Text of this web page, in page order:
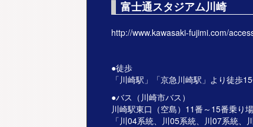
富士通スタジアム川崎
http://www.kawasaki-fujimi.com/
●徒歩
「川崎駅」「京急川崎駅」より徒歩
●バス（川崎市バス）
川崎駅東口（空島）11番～15番乗り場
「川04系統、川05系統、川07系統